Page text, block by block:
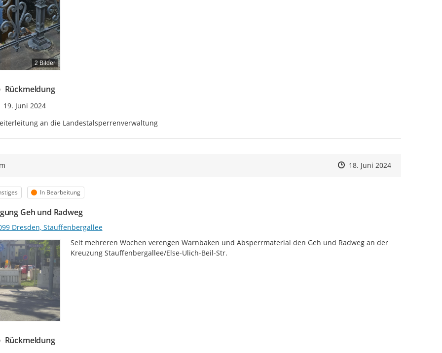
2 Bilder
Rückmeldung
Zeitpunkt des Erstellens
19. Juni 2024
an die Landestalsperrenverwaltung
Zeitpunkt des Erstellens
Zeitpunkt des Erstellens
18. Juni 2024Zur Äußerung
Status
In Bearbeitung
Geh und Radweg
Dresden, Stauffenbergallee
Seit mehreren Wochen verengen Warnbaken und Absperrmaterial den Geh und Radweg an der
Kreuzung Stauffenbergallee/Else-Ulich-Beil-Str.
Rückmeldung